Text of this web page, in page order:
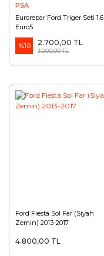
PSA
Eurorepar Ford Triger Seti 1.6
Euro5
%10 2.700,00 TL
3.000,00 TL
Ford Fiesta Sol Far (Siyah
Zemin) 2013-2017
4.800,00 TL